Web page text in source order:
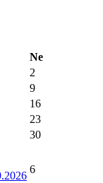
Ne
2
9
16
23
30
6